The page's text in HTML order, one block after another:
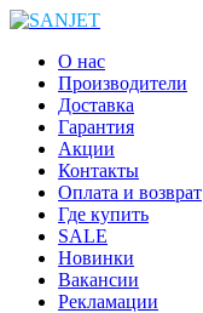
О нас
Производители
Доставка
Гарантия
Акции
Контакты
Оплата и возврат
Где купить
SALE
Новинки
Вакансии
Рекламации